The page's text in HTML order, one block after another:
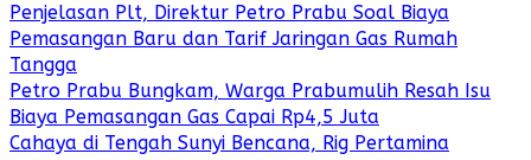
Penjelasan Plt, Direktur Petro Prabu Soal Biaya
Pemasangan Baru dan Tarif Jaringan Gas Rumah
Tangga
Petro Prabu Bungkam, Warga Prabumulih Resah Isu
Biaya Pemasangan Gas Capai Rp4,5 Juta
Cahaya di Tengah Sunyi Bencana, Rig Pertamina